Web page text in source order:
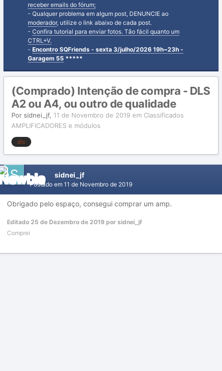
receber emails do fórum;
- Qualquer problema em algum post, DENUNCIE ao
moderador, utilize o link abaixo de cada post.
- Confira tutorial para enviar fotos. Tão fácil quanto um
CTRL+V.
- Encontro SQFriends - sexta 3/julho/2026 19h~23h -
Garagem 55 *****
(Comprado) Intenção de compra - DLS
A2 ou A4, ou outro de qualidade
Por sidnei_jf, 11 de Novembro de 2019 em Classificados
AMPLIFICADORES e módulos
dls
sidnei_jf
Postado em 11 de Novembro de 2019
Obrigado pelo espaço, consegui comprar um amp.
Editado 25 de Dezembro de 2019 por sidnei_jf
Comprei